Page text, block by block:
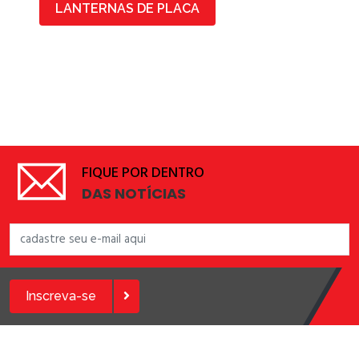
LANTERNAS DE PLACA
FIQUE POR DENTRO
DAS NOTÍCIAS
Inscreva-se